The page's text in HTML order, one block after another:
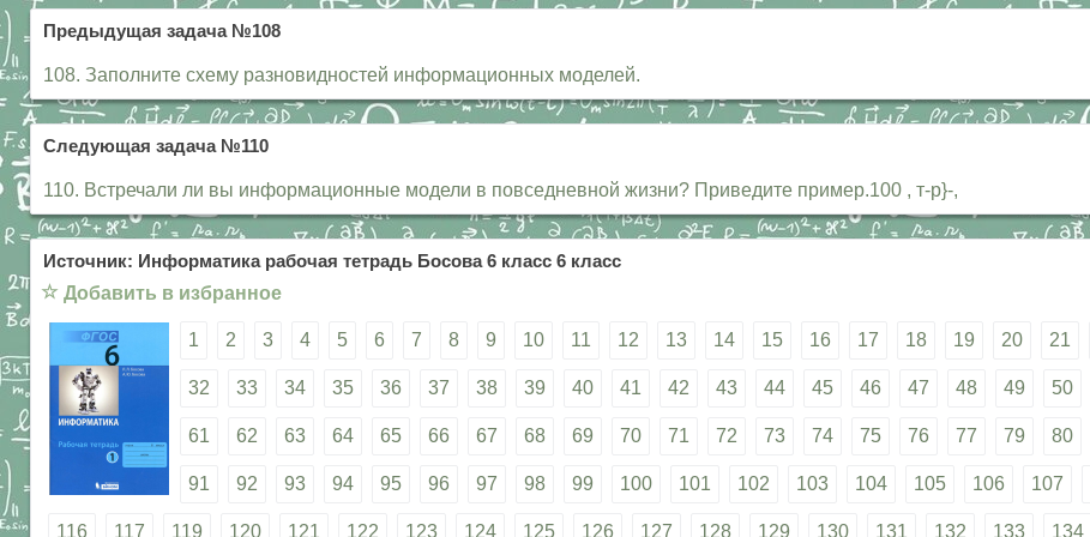
Предыдущая задача №108
108. Заполните схему разновидностей информационных моделей.
Следующая задача №110
110. Встречали ли вы информационные модели в повседневной жизни? Приведите пример.100 , т-р}-,
Источник: Информатика рабочая тетрадь Босова 6 класс 6 класс
☆ Добавить в избранное
1 2 3 4 5 6 7 8 9 10 11 12 13 14 15 16 17 18 19 20 21
32 33 34 35 36 37 38 39 40 41 42 43 44 45 46 47 48 49 50
61 62 63 64 65 66 67 68 69 70 71 72 73 74 75 76 77 79 80
91 92 93 94 95 96 97 98 99 100 101 102 103 104 105 106 107
116 117 119 120 121 122 123 124 125 126 127 128 129 130 131 132 133 134